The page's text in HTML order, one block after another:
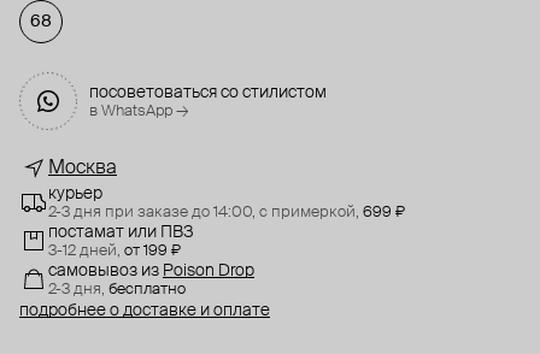
68
посоветоваться со стилистом
в WhatsApp →
Москва
курьер
2-3 дня при заказе до 14:00, с примеркой, 699 ₽
постамат или ПВЗ
3-12 дней, от 199 ₽
самовывоз из Poison Drop
2-3 дня, бесплатно
подробнее о доставке и оплате